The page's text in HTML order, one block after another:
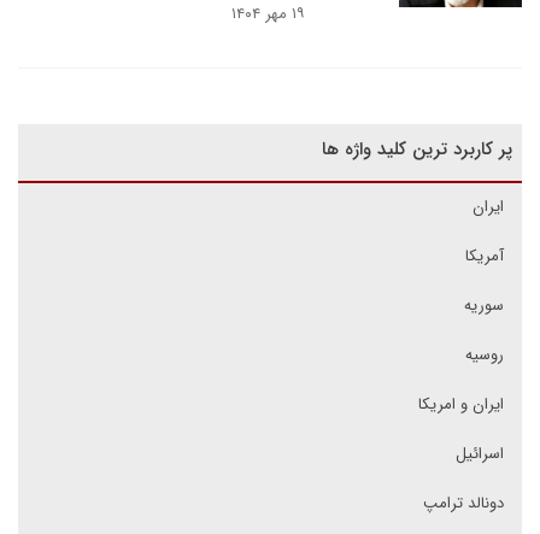
۱۹ مهر ۱۴۰۴
پر کاربرد ترین کلید واژه ها
ایران
آمریکا
سوریه
روسیه
ایران و امریکا
اسرائیل
دونالد ترامپ